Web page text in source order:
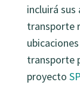
incluirá
transporte
transporte
proyecto